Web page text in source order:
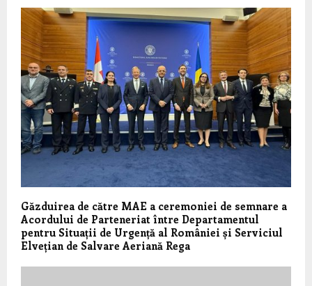
Găzduirea de către MAE a ceremoniei de semnare a
Acordului de Parteneriat între Departamentul
pentru Situații de Urgență al României și Serviciul
Elvețian de Salvare Aeriană Rega